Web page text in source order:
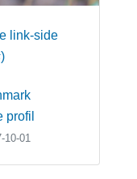
link-side
)
profil
10-01